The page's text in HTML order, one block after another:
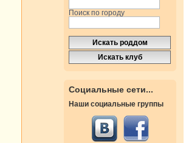
Поиск по городу
Социальные сети...
Наши социальные группы